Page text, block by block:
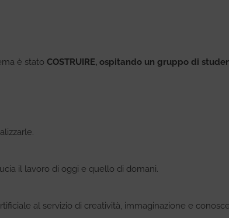
è statoCOSTRUIRE, ospitando un gruppo di
il lavoro di oggi e quello di domani.
al servizio di creatività, immaginazione e